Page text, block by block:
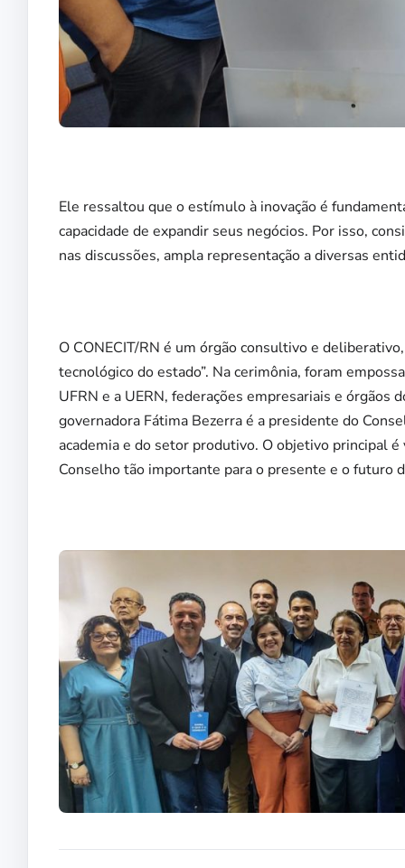
Ele ressaltou que o estímulo à inovação é
capacidade de expandir seus negócios. Por isso,
nas discussões, ampla representação a diversas
O CONECIT/RN é um órgão consultivo e
tecnológico do estado”. Na cerimônia, foram
UFRN e a UERN, federações empresariais e órgãos
governadora Fátima Bezerra é a presidente do
academia e do setor produtivo. O objetivo principal
Conselho tão importante para o presente e o futuro